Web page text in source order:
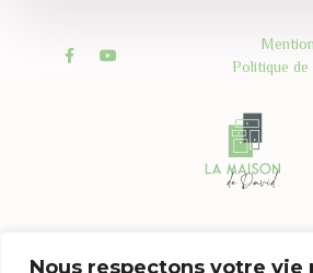
Nous respectons votre vie
Politique